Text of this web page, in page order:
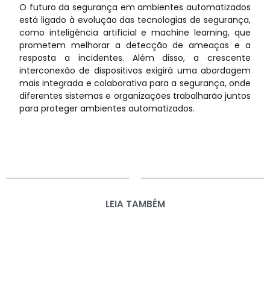
O futuro da segurança em ambientes automatizados
está ligado à evolução das tecnologias de segurança,
como inteligência artificial e machine learning, que
prometem melhorar a detecção de ameaças e a
resposta a incidentes. Além disso, a crescente
interconexão de dispositivos exigirá uma abordagem
mais integrada e colaborativa para a segurança, onde
diferentes sistemas e organizações trabalharão juntos
para proteger ambientes automatizados.
LEIA TAMBÉM